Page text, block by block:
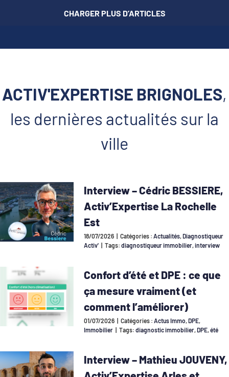
CHARGER PLUS D’ARTICLES
ACTIV'EXPERTISE BRIGNOLES,
les dernières actualités sur la
ville
Interview – Cédric BESSIERE,
Activ’Expertise La Rochelle
Est
18/07/2026 Catégories : Actualités,Diagnostiqueur
Activ'
Tags: diagnostiqueur immobilier,interview
Confort d’été et DPE : ce que
ça mesure vraiment (et
comment l’améliorer)
01/07/2026 Catégories : Actus Immo,DPE,
Immobilier
Tags: diagnostic immobilier,DPE,été
Interview – Mathieu JOUVENY,